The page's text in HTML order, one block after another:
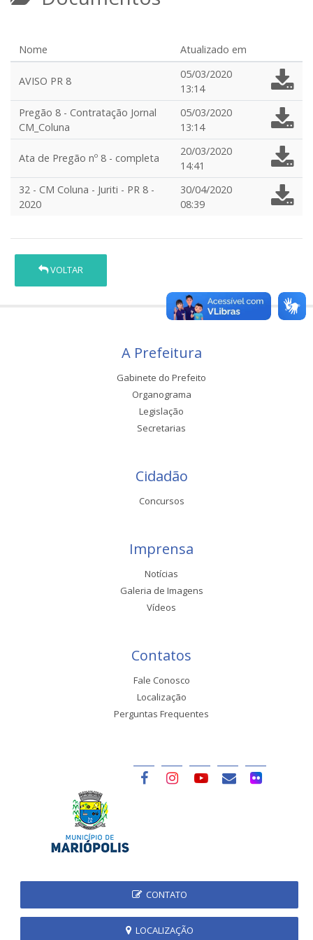
Nome Atualizado em
AVISO PR 8
05/03/2020
13:14
Pregão 8 - Contratação Jornal
CM_Coluna
05/03/2020
13:14
Ata de Pregão nº 8 - completa
20/03/2020
14:41
32 - CM Coluna - Juriti - PR 8 -
2020
30/04/2020
08:39
VOLTAR
A Prefeitura
Gabinete do Prefeito
Organograma
Legislação
Secretarias
Cidadão
Concursos
Imprensa
Notícias
Galeria de Imagens
Vídeos
Contatos
Fale Conosco
Localização
Perguntas Frequentes
CONTATO
LOCALIZAÇÃO